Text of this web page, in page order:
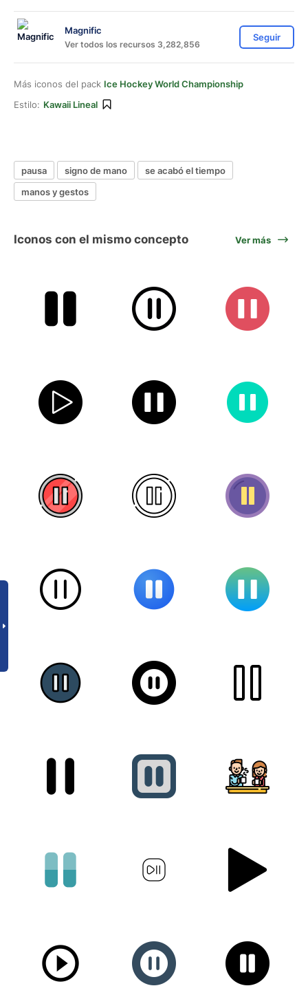
Magnific
Ver todos los recursos 3,282,856
Seguir
Más iconos del pack Ice Hockey World Championship
Estilo: Kawaii Lineal
pausa signo de mano
se acabó el tiempo
manos y gestos
Iconos con el mismo concepto Ver más